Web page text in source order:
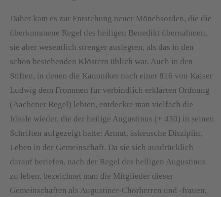
Daher kam es zur Entstehung neuer Mönchsorden, die die
überkommene Regel des heiligen Benedikt übernahmen,
sie aber wesentlich strenger auslegten, als das in den
schon bestehenden Klöstern üblich war. Auch in den
Stiften, in denen die Kanoniker nach einer 816 von Kaiser
Ludwig dem Frommen für verbindlich erklärten Ordnung
(Aachener Regel) lebten, entdeckte man vielfach die
Ideale wieder, die der heilige Augustinus (+ 430) in seinen
Schriften aufgezeigt hatte: Armut, äskeusche Disziplin,
Leben in der Gemeinschaft. Da sie sich ausdrücklich
darauf beriefen, nach der Regel des heiligen Augustinus
zu leben, bezeichnet man die Mitglieder dieser
Gemeinschaften als Augustiner-Chorherren und -frauen;